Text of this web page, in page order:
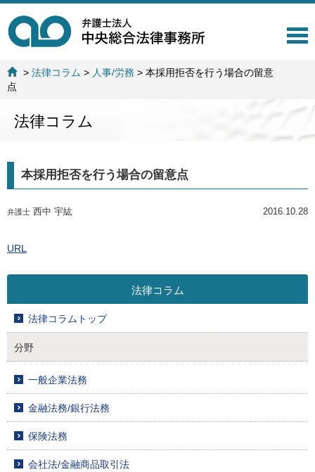
T
a
i
>法律コラム > 人事/労務 >本採用拒否を行う場合の留意
点
法律コラム
本採用拒否を行う場合の留意点
弁護士 西中 宇紘 2016.10.28
URL
法律コラム
法律コラムトップ
分野
一般企業法務
金融法務/銀行法務
保険法務
会社法/金融商品取引法